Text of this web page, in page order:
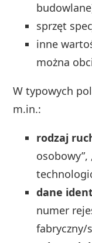
sprzęt
inne
można
W typowych
m.in.:
rodzaj
osobowy”,
dane
numer
fabryczny/